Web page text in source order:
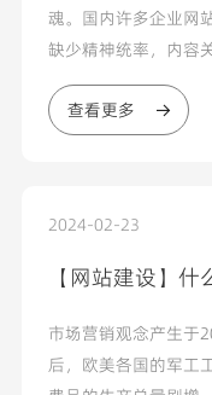
魂。国内许多企业网
缺少精神统率，内容
务，花哨的图片和色
不下什么深刻的印象
查看更多
2024-02-23
【网站建设】什
市场营销观念产生于
后，欧美各国的军工